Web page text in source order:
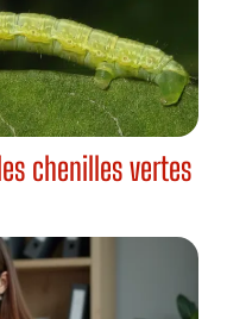
chenilles vertes